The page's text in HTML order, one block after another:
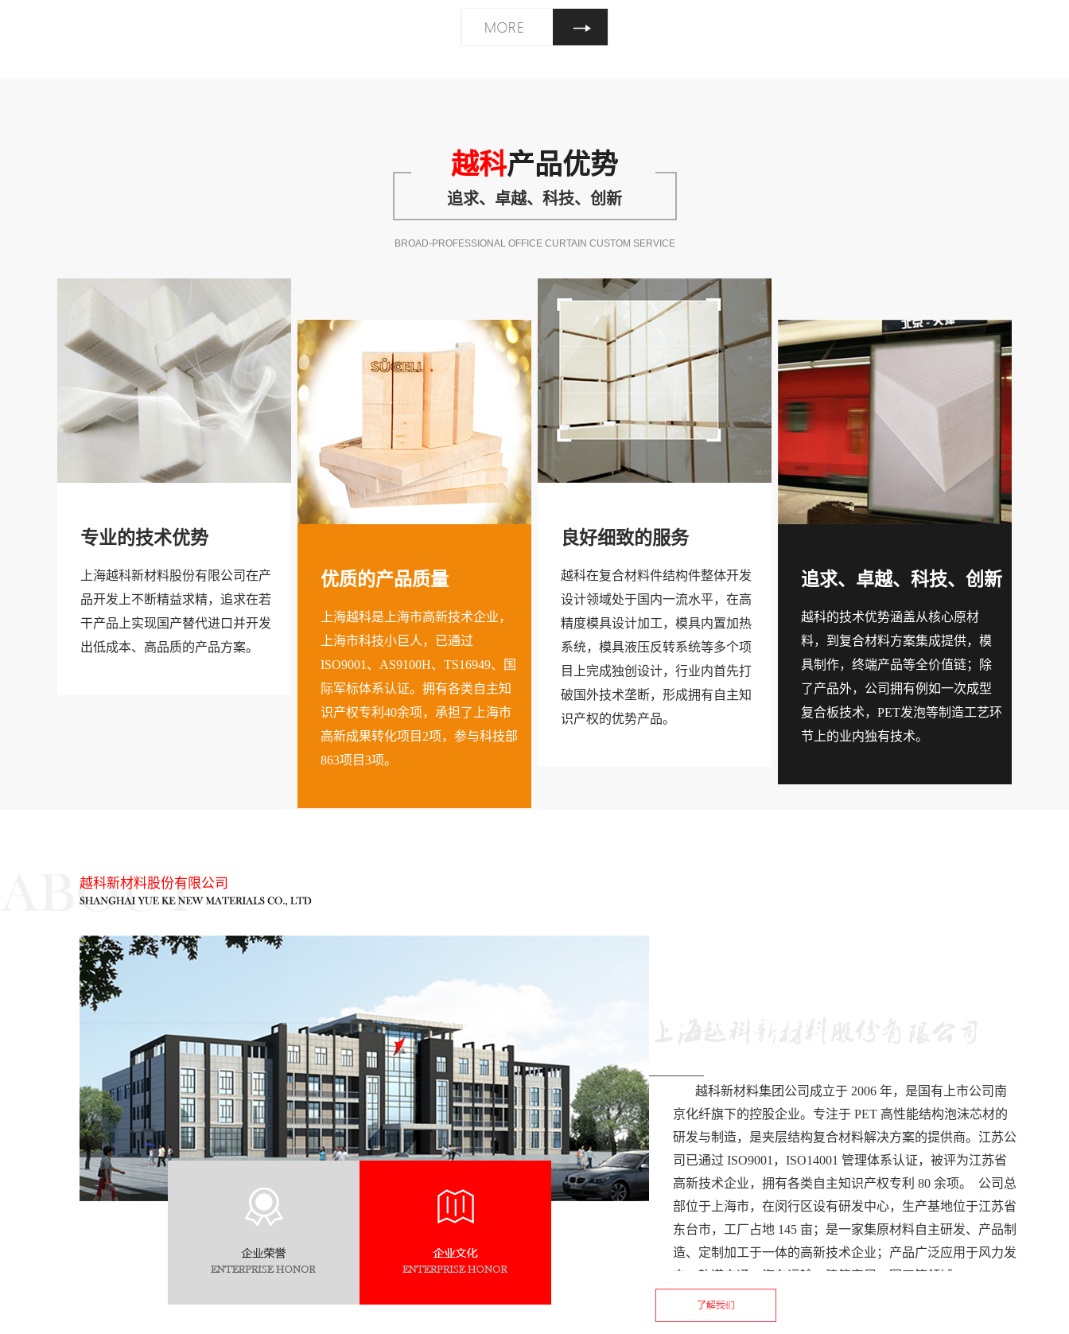
越科产品优势
追求、卓越、科技、创新
BROAD-PROFESSIONAL OFFICE CURTAIN CUSTOM SERVICE
专业的技术优势
上海越科新材料股份有限公司在产
品开发上不断精益求精，追求在若
干产品上实现国产替代进口并开发
出低成本、高品质的产品方案。
优质的产品质量
上海越科是上海市高新技术企业，
上海市科技小巨人，已通过
ISO9001、AS9100H、TS16949、国
际军标体系认证。拥有各类自主知
识产权专利40余项，承担了上海市
高新成果转化项目2项，参与科技部
863项目3项。
良好细致的服务
越科在复合材料件结构件整体开发
设计领域处于国内一流水平，在高
精度模具设计加工，模具内置加热
系统，模具液压反转系统等多个项
目上完成独创设计，行业内首先打
破国外技术垄断，形成拥有自主知
识产权的优势产品。
追求、卓越、科技、创新
越科的技术优势涵盖从核心原材
料，到复合材料方案集成提供，模
具制作，终端产品等全价值链；除
了产品外，公司拥有例如一次成型
复合板技术，PET发泡等制造工艺环
节上的业内独有技术。
越科新材料股份有限公司
越科新材料集团公司成立于 2006 年，是国有上市公司南
京化纤旗下的控股企业。专注于 PET 高性能结构泡沫芯材的
研发与制造，是夹层结构复合材料解决方案的提供商。江苏公
司已通过 ISO9001，ISO14001 管理体系认证，被评为江苏省
高新技术企业，拥有各类自主知识产权专利 80 余项。 公司总
部位于上海市，在闵行区设有研发中心，生产基地位于江苏省
东台市，工厂占地 145 亩；是一家集原材料自主研发、产品制
造、定制加工于一体的高新技术企业；产品广泛应用于风力发
电、轨道交通、汽车运输、建筑家居、军工等领域。